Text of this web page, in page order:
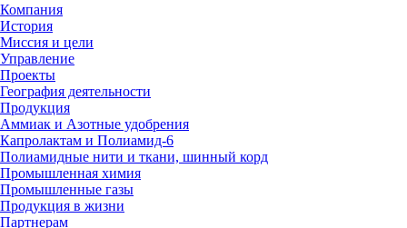
Компания
История
Миссия и цели
Управление
Проекты
География деятельности
Продукция
Аммиак и Азотные удобрения
Капролактам и Полиамид-6
Полиамидные нити и ткани, шинный корд
Промышленная химия
Промышленные газы
Продукция в жизни
Партнерам